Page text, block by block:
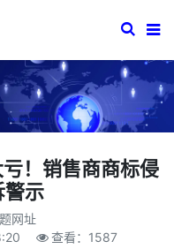
！销售商商标侵
警示
网址
查看： 1587